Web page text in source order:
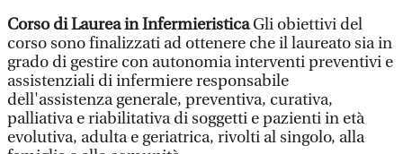
Corso di Laurea in InfermieristicaGli obiettivi del
corso sono finalizzati ad ottenere che il laureato sia in
grado di gestire con autonomia interventi preventivi e
assistenziali di infermiere responsabile
dell'assistenza generale, preventiva, curativa,
palliativa e riabilitativa di soggetti e pazienti in età
evolutiva, adulta e geriatrica, rivolti al singolo, alla